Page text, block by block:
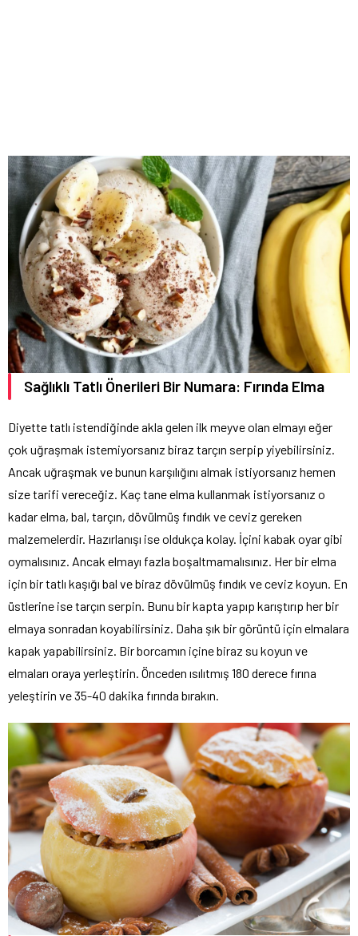
Sağlıklı Tatlı Önerileri Bir Numara: Fırında Elma
Diyette tatlı istendiğinde akla gelen ilk meyve olan elmayı eğer
çok uğraşmak istemiyorsanız biraz tarçın serpip yiyebilirsiniz.
Ancak uğraşmak ve bunun karşılığını almak istiyorsanız hemen
size tarifi vereceğiz. Kaç tane elma kullanmak istiyorsanız o
kadar elma, bal, tarçın, dövülmüş fındık ve ceviz gereken
malzemelerdir. Hazırlanışı ise oldukça kolay. İçini kabak oyar gibi
oymalısınız. Ancak elmayı fazla boşaltmamalısınız. Her bir elma
için bir tatlı kaşığı bal ve biraz dövülmüş fındık ve ceviz koyun. En
üstlerine ise tarçın serpin. Bunu bir kapta yapıp karıştırıp her bir
elmaya sonradan koyabilirsiniz. Daha şık bir görüntü için elmalara
kapak yapabilirsiniz. Bir borcamın içine biraz su koyun ve
elmaları oraya yerleştirin. Önceden ısılıtmış 180 derece fırına
yeleştirin ve 35-40 dakika fırında bırakın.